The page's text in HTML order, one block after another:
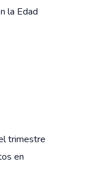
la Edad
trimestre
en